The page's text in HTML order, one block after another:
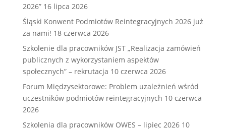
2026” 16 lipca 2026
Śląski Konwent Podmiotów Reintegracyjnych 2026 już
za nami! 18 czerwca 2026
Szkolenie dla pracowników JST „Realizacja zamówień
publicznych z wykorzystaniem aspektów
społecznych” – rekrutacja 10 czerwca 2026
Forum Międzysektorowe: Problem uzależnień wśród
uczestników podmiotów reintegracyjnych 10 czerwca
2026
Szkolenia dla pracowników OWES – lipiec 2026 10